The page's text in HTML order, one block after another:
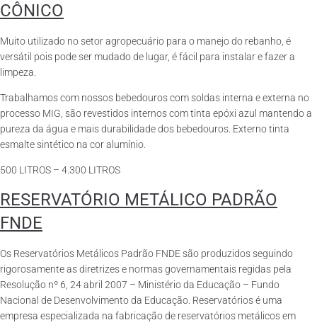
CÔNICO
Muito utilizado no setor agropecuário para o manejo do rebanho, é
versátil pois pode ser mudado de lugar, é fácil para instalar e fazer a
limpeza.
Trabalhamos com nossos bebedouros com soldas interna e externa no
processo MIG, são revestidos internos com tinta epóxi azul mantendo a
pureza da água e mais durabilidade dos bebedouros. Externo tinta
esmalte sintético na cor alumínio.
500 LITROS – 4.300 LITROS
RESERVATÓRIO METÁLICO PADRÃO
FNDE
Os Reservatórios Metálicos Padrão FNDE são produzidos seguindo
rigorosamente as diretrizes e normas governamentais regidas pela
Resolução nº 6, 24 abril 2007 – Ministério da Educação – Fundo
Nacional de Desenvolvimento da Educação. Reservatórios é uma
empresa especializada na fabricação de reservatórios metálicos em